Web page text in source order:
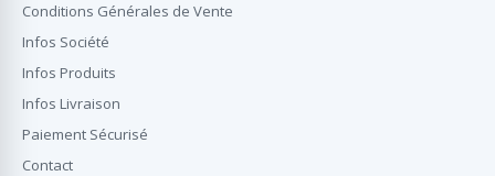
Conditions Générales de Vente
Infos Société
Infos Produits
Infos Livraison
Paiement Sécurisé
Contact